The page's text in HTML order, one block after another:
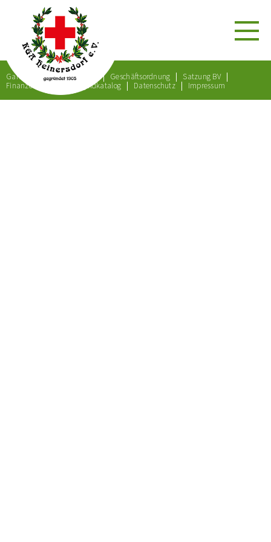
Gartenordnung Satzung Geschäftsordnung
Satzung BV
Finanzordnung
Bußgeldkatalog Datenschutz Impressum